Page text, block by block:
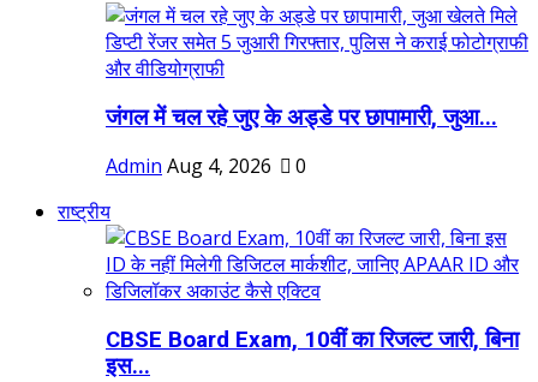
जंगल में चल रहे जुए के अड्डे पर छापामारी, जुआ...
Admin Aug 4, 2026
0
राष्ट्रीय
CBSE Board Exam, 10वीं का रिजल्ट जारी, बिना
इस...